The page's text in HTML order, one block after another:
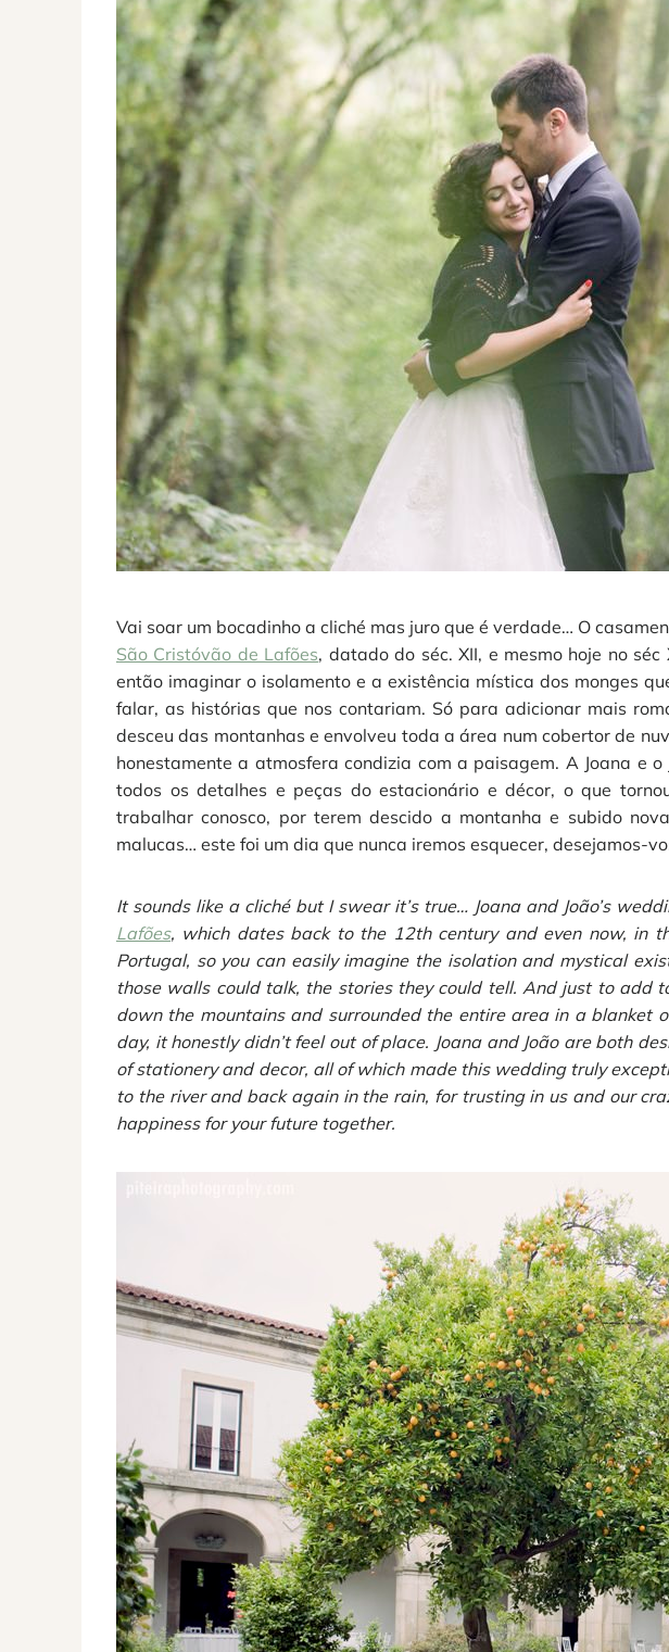
Vai soar um bocadinho a cliché mas juro que é verdade… O
São Cristóvão de Lafões, datado do séc. XII, e mesmo hoje no
então imaginar o isolamento e a existência mística dos monges
falar, as histórias que nos contariam. Só para adicionar mais
desceu das montanhas e envolveu toda a área num cobertor de
honestamente a atmosfera condizia com a paisagem. A Joana e
todos os detalhes e peças do estacionário e décor, o que
trabalhar conosco, por terem descido a montanha e subido
malucas… este foi um dia que nunca iremos esquecer, desejamos-
It sounds like a cliché but I swear it’s true… Joana and João’s
Lafões, which dates back to the 12th century and even now, in
Portugal, so you can easily imagine the isolation and mystical
those walls could talk, the stories they could tell. And just to add
down the mountains and surrounded the entire area in a
day, it honestly didn’t feel out of place. Joana and João are both
of stationery and decor, all of which made this wedding truly
to the river and back again in the rain, for trusting in us and our
happiness for your future together.